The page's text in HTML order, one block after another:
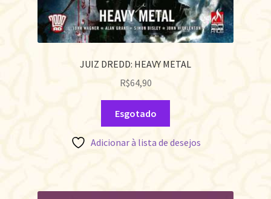
JUIZ DREDD: HEAVY METAL
R$64,90
Esgotado
Adicionar à lista de desejos